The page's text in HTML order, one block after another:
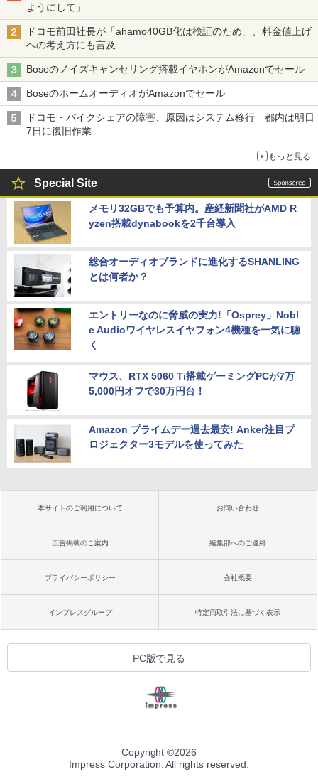
ようにして」
ドコモ前田社長が「ahamo40GB化は検証のため」、料金値上げ
への考え方にも言及
Boseのノイズキャンセリング搭載イヤホンがAmazonでセール
BoseのホームオーディオがAmazonでセール
ドコモ・バイクシェアの障害、原因はシステム移行 都内は明日
7日に復旧作業
もっと見る
Special Site
メモリ32GBでも予算内。産経新聞社がAMD R
yzen搭載dynabookを2千台導入
総合オーディオブランドに進化するSHANLING
とは何者か？
エントリーなのに脅威の実力!「Osprey」Nobl
e Audioワイヤレスイヤフォン4機種を一気に聴
く
マウス、RTX 5060 Ti搭載ゲーミングPCが7万
5,000円オフで30万円台！
Amazon プライムデー過去最安! Anker注目プ
ロジェクター3モデルを使ってみた
本サイトのご利用について お問い合わせ
広告掲載のご案内 編集部へのご連絡
プライバシーポリシー 会社概要
インプレスグループ 特定商取引法に基づく表示
PC版で見る
Copyright ©2026
Impress Corporation. All rights reserved.